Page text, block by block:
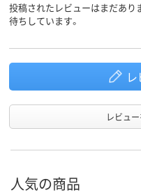
投稿されたレビューはまだあり
待ちしています。
レビュ
人気の商品